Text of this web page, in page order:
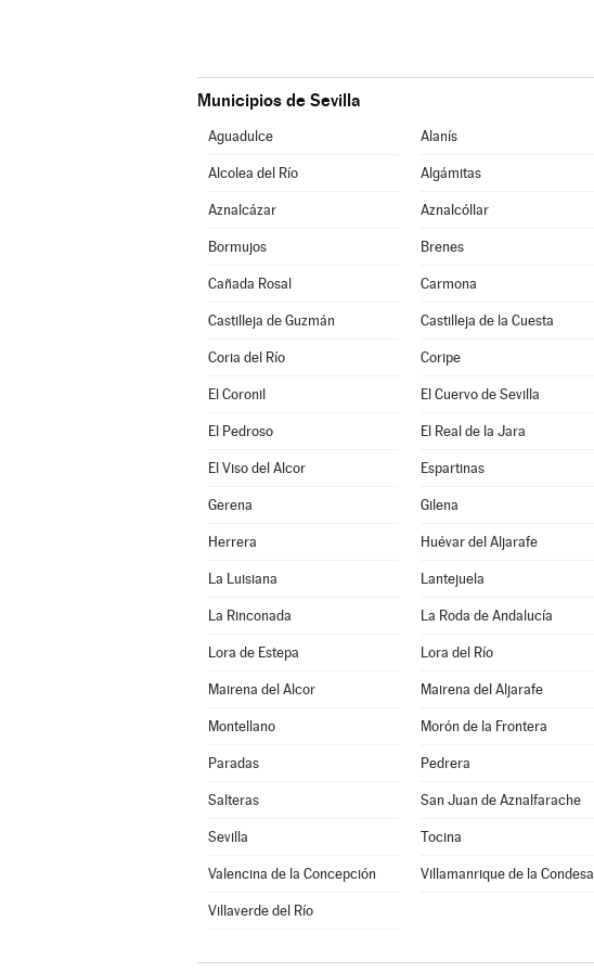
Municipios de Sevilla
Aguadulce Alanís
Alcolea del Río Algámitas
Aznalcázar Aznalcóllar
Bormujos Brenes
Cañada Rosal Carmona
Castilleja de Guzmán Castilleja de la Cuesta
Coria del Río Coripe
El Coronil El Cuervo de Sevilla
El Pedroso El Real de la Jara
El Viso del Alcor Espartinas
Gerena Gilena
Herrera Huévar del Aljarafe
La Luisiana Lantejuela
La Rinconada La Roda de Andalucía
Lora de Estepa Lora del Río
Mairena del Alcor Mairena del Aljarafe
Montellano Morón de la Frontera
Paradas Pedrera
Salteras San Juan de Aznalfarache
Sevilla Tocina
Valencina de la Concepción Villamanrique de la Condesa
Villaverde del Río